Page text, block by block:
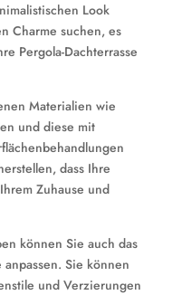
Look
Charme suchen, es
Pergola-Dachterrasse
Materialien wie
und diese mit
dass Ihre
Zuhause und
können Sie auch das
Sie können
und Verzierungen